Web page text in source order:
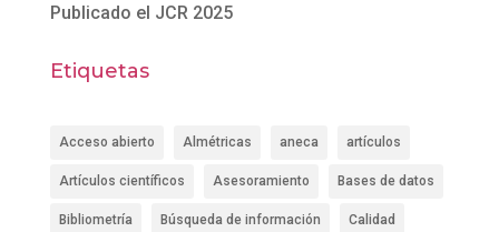
Publicado el JCR 2025
Etiquetas
Acceso abierto Almétricas aneca artículos
Artículos científicos Asesoramiento Bases de datos
Bibliometría Búsqueda de información Calidad